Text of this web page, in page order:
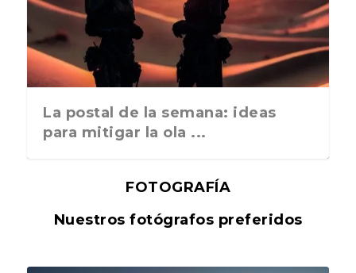
La postal de la semana: ideas
para mitigar la ola ...
FOTOGRAFÍA
Nuestros fotógrafos preferidos